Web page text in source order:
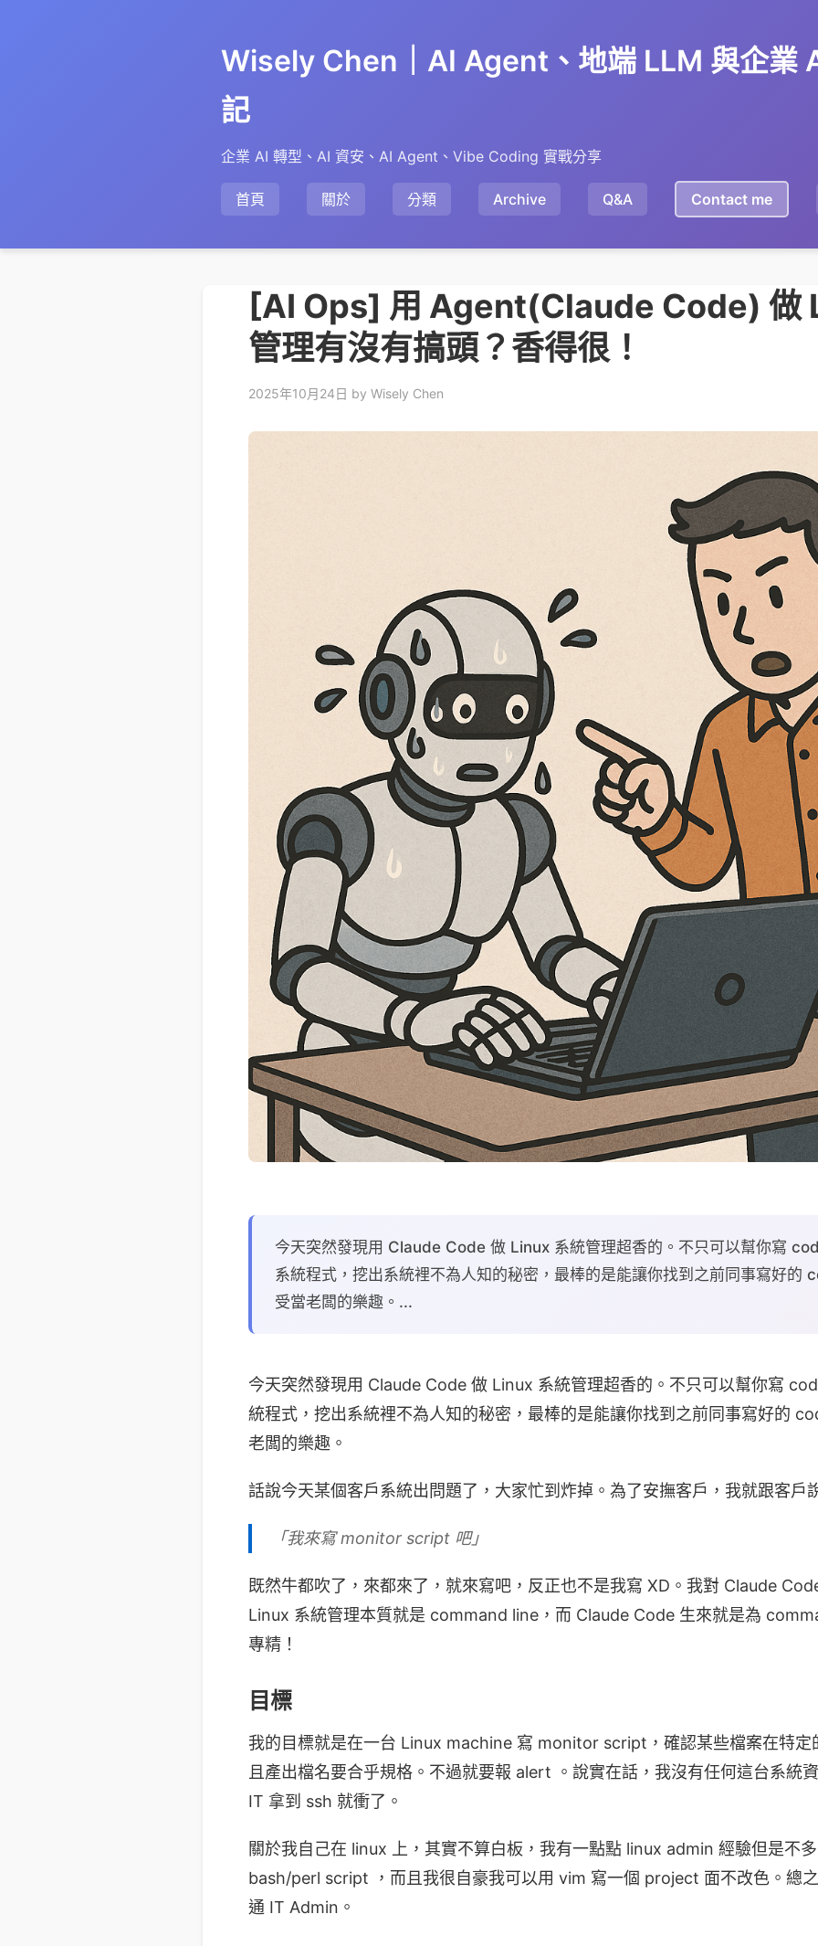
Wisely Chen｜AI Agent、地端 LLM 與企業
記
企業 AI 轉型、AI 資安、AI Agent、Vibe Coding 實戰分享
首頁 關於 分類 Archive Q&A Contact me
[AI Ops] 用 Agent(Claude Code) 做
管理有沒有搞頭？香得很！
2025年10月24日 by Wisely Chen
今天突然發現用 Claude Code 做 Linux 系統管理超香的。不只可以幫你寫
系統程式，挖出系統裡不為人知的秘密，最棒的是能讓你找到之前同事寫好的
受當老闆的樂趣。...
今天突然發現用 Claude Code 做 Linux 系統管理超香的。不只可以幫你寫
統程式，挖出系統裡不為人知的秘密，最棒的是能讓你找到之前同事寫好的
老闆的樂趣。
話說今天某個客戶系統出問題了，大家忙到炸掉。為了安撫客戶，我就跟客戶
「我來寫 monitor script 吧」
既然牛都吹了，來都來了，就來寫吧，反正也不是我寫 XD。我對 Claude
Linux 系統管理本質就是 command line，而 Claude Code 生來就是為
專精！
目標
我的目標就是在一台 Linux machine 寫 monitor script，確認某些檔案在特定
且產出檔名要合乎規格。不過就要報 alert 。說實在話，我沒有任何這台系統
IT 拿到 ssh 就衝了。
關於我自己在 linux 上，其實不算白板，我有一點點 linux admin 經驗但是不
bash/perl script ，而且我很自豪我可以用 vim 寫一個 project 面不改色。總
通 IT Admin。